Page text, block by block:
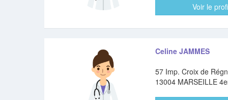
Voir le
Celine JAMMES
57 Imp. Croix de
13004 MARSEILLE